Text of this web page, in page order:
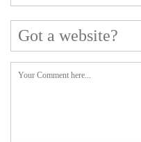
Cerca L’articolo